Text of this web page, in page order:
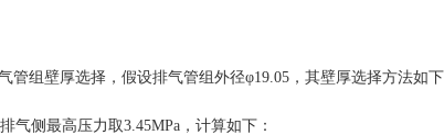
管组壁厚选择，假设排气管组外径φ19.05，其壁厚选择方法如
气侧最高压力取3.45MPa ，计算如下：